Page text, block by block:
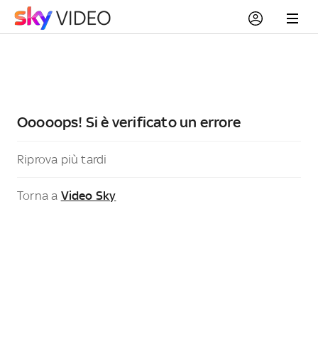
Ooooops! Si è verificato un errore
Riprova più tardi
Torna a Video Sky